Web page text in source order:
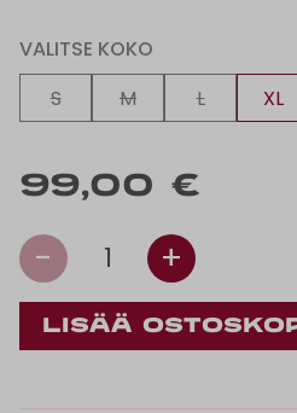
VALITSE KOKO
S
M L XL
99,00 €
- 1 +